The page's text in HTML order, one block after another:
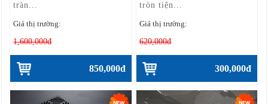
tràn...
Giá thị trường:
1,600,000đ
850,000đ
tròn tiện...
Giá thị trường:
620,000đ
300,000đ